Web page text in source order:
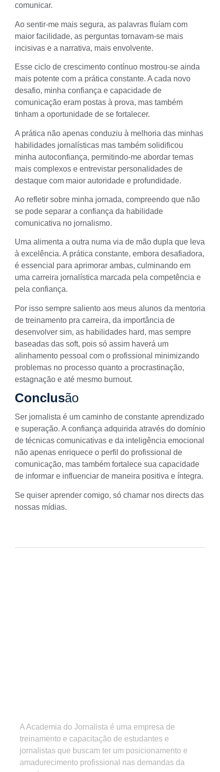
comunicar.
Ao sentir-me mais segura, as palavras fluíam com
maior facilidade, as perguntas tornavam-se mais
incisivas e a narrativa, mais envolvente.
Esse ciclo de crescimento contínuo mostrou-se ainda
mais potente com a prática constante. A cada novo
desafio, minha confiança e capacidade de
comunicação eram postas à prova, mas também
tinham a oportunidade de se fortalecer.
A prática não apenas conduziu à melhoria das minhas
habilidades jornalísticas mas também solidificou
minha autoconfiança, permitindo-me abordar temas
mais complexos e entrevistar personalidades de
destaque com maior autoridade e profundidade.
Ao refletir sobre minha jornada, compreendo que não
se pode separar a confiança da habilidade
comunicativa no jornalismo.
Uma alimenta a outra numa via de mão dupla que leva
à excelência. A prática constante, embora desafiadora,
é essencial para aprimorar ambas, culminando em
uma carreira jornalística marcada pela competência e
pela confiança.
Por isso sempre saliento aos meus alunos da mentoria
de treinamento pra carreira, da importância de
desenvolver sim, as habilidades hard, mas sempre
baseadas das soft, pois só assim haverá um
alinhamento pessoal com o profissional minimizando
problemas no processo quanto a procrastinação,
estagnação e até mesmo burnout.
Conclusão
Ser jornalista é um caminho de constante aprendizado
e superação. A confiança adquirida através do domínio
de técnicas comunicativas e da inteligência emocional
não apenas enriquece o perfil do profissional de
comunicação, mas também fortalece sua capacidade
de informar e influenciar de maneira positiva e íntegra.
Se quiser aprender comigo, só chamar nos directs das
nossas mídias.
A Academia do Jornalista é uma empresa de
treinamento e capacitação de estudantes e
jornalistas que buscam ter um posicionamento e
amadurecimento profissional nas demandas da